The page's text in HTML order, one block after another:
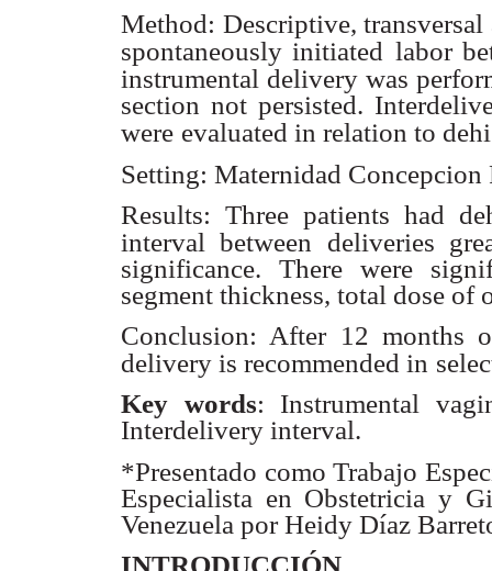
Method: Descriptive,
spontaneously initiated labor
instrumental delivery was
section not persisted.
were evaluated in relation to
Setting: Maternidad Concepcion
Results: Three patients had
interval between deliveries
significance. There were
segment thickness, total dose
Conclusion: After 12 months
delivery is recommended in
Key words: Instrumental
Interdelivery interval.
*Presentado como Trabajo
Especialista en Obstetricia y
Venezuela por Heidy Díaz